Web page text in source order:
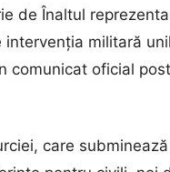
de Înaltul
militară
comunicat oficial
care